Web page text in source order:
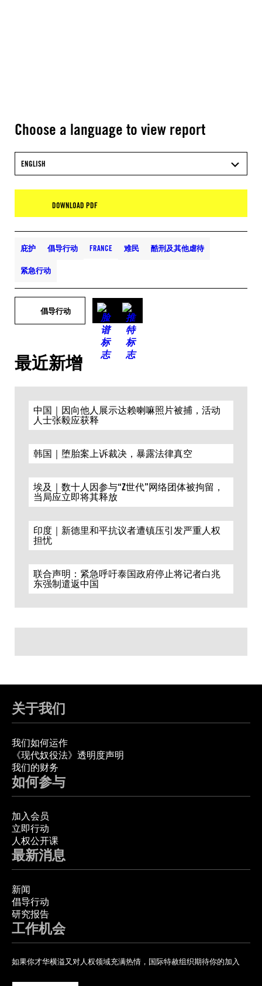
Choose a language to view report
ENGLISH
DOWNLOAD PDF
庇护 倡导行动 FRANCE 难民 酷刑及其他虐待
紧急行动
倡导行动
最近新增
中国｜因向他人展示达赖喇嘛照片被捕，活动
人士张毅应获释
韩国｜堕胎案上诉裁决，暴露法律真空
埃及｜数十人因参与“Z世代”网络团体被拘留，
当局应立即将其释放
印度｜新德里和平抗议者遭镇压引发严重人权
担忧
联合声明：紧急呼吁泰国政府停止将记者白兆
东强制遣返中国
关于我们
我们如何运作
《现代奴役法》透明度声明
我们的财务
如何参与
加入会员
立即行动
人权公开课
最新消息
新闻
倡导行动
研究报告
工作机会
如果你才华横溢又对人权领域充满热情，国际特赦组织期待你的加入